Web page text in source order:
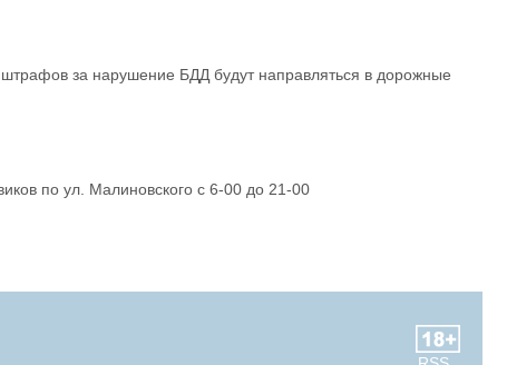
за нарушение БДД будут направляться в дорожные
по ул. Малиновского с 6-00 до 21-00